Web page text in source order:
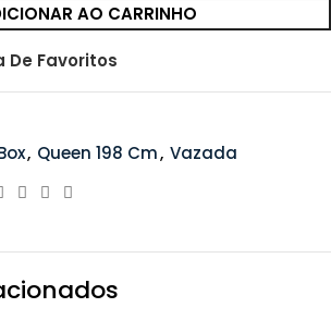
AO CARRINHO
De Favoritos
, Queen 198 Cm, Vazada